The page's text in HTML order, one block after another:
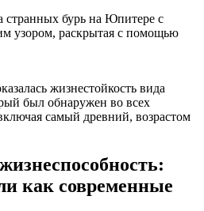
странных бурь на Юпитере с
узором, раскрытая с помощью
жизнестойкость вида
был обнаружен во всех
самый древний, возрастом
как современные